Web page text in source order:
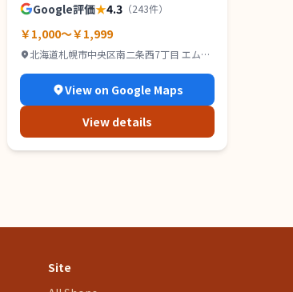
Google評価★4.3 （243件）
￥1,000～￥1,999
北海道札幌市中央区南二条西7丁目 エムズ
View on Google Maps
View details
Site